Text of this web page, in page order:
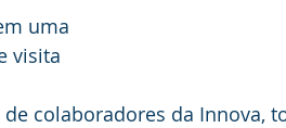
uma
visita
colaboradores da Innova,